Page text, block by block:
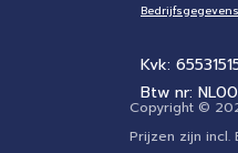
Kvk:
Btw nr:
Copyright ©
Prijzen zijn